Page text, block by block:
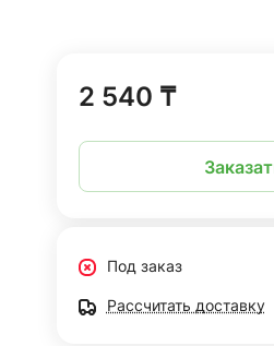
2 540 ₸
Под заказ
Рассчитать доставку